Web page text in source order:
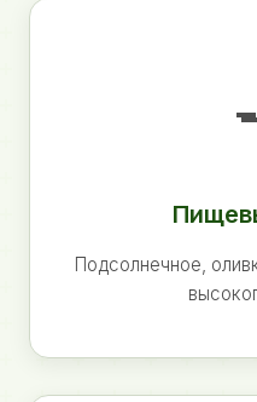
Подсолнечное,